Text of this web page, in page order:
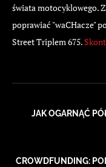
świata motocyklowego.
poprawiać "waCHacze"
Street Triplem 675.
JAK OGARNĄĆ
CROWDFUNDING: